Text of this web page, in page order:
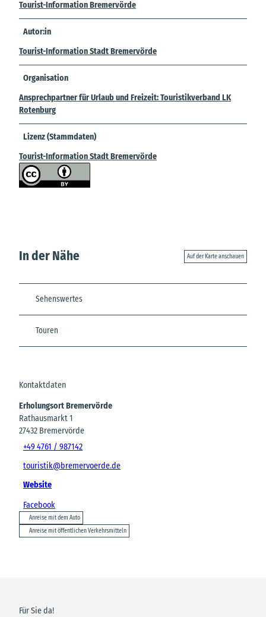
Tourist-Information Bremervörde
Autor:in
Tourist-Information Stadt Bremervörde
Organisation
Ansprechpartner für Urlaub und Freizeit: Touristikverband LK
Rotenburg
Lizenz (Stammdaten)
Tourist-Information Stadt Bremervörde
In der Nähe Auf der Karte anschauen
Sehenswertes
Touren
Kontaktdaten
Erholungsort Bremervörde
Rathausmarkt 1
27432 Bremervörde
+49 4761 / 987142
touristik@bremervoerde.de
Website
Facebook
Anreise mit dem Auto
Anreise mit öffentlichen Verkehrsmitteln
Für Sie da!